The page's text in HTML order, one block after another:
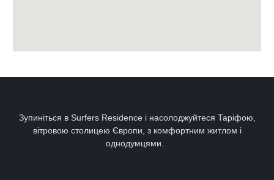
Зупиніться в Surfers Residence і насолоджуйтеся Таріфою,
вітровою столицею Європи, з комфортним житлом і
однодумцями.